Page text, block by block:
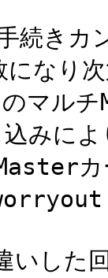
続きカ
なり
マル
込みに
カ
した